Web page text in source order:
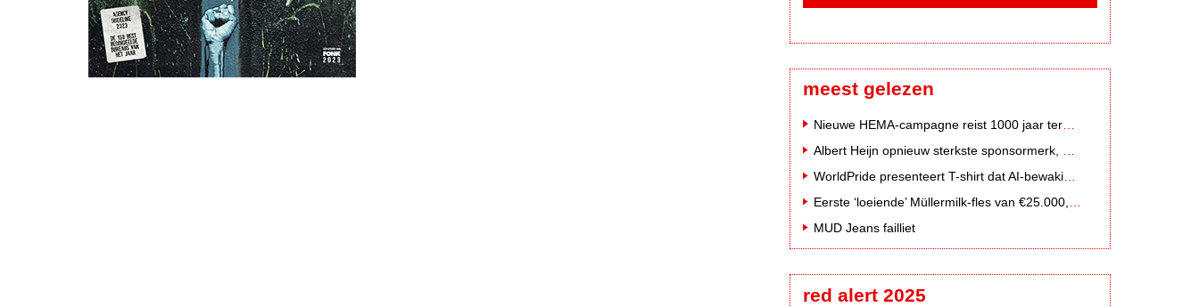
meest gelezen
MUD Jeans failliet
red alert 2025